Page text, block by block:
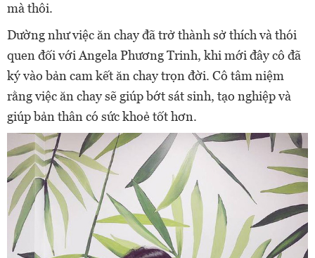
mà thôi.
Dường như việc ăn chay đã trở thành sở thích và thói
quen đối với Angela Phương Trinh, khi mới đây cô đã
ký vào bản cam kết ăn chay trọn đời. Cô tâm niệm
rằng việc ăn chay sẽ giúp bớt sát sinh, tạo nghiệp và
giúp bản thân có sức khoẻ tốt hơn.